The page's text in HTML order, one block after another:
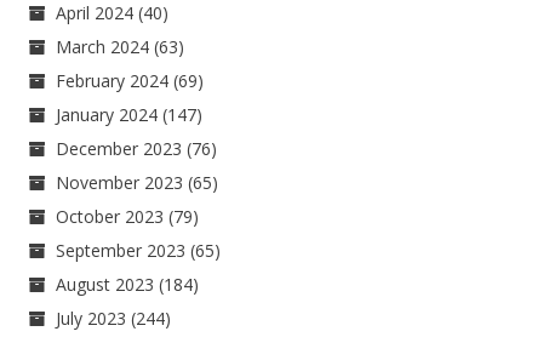
April 2024 (40)
March 2024 (63)
February 2024 (69)
January 2024 (147)
December 2023 (76)
November 2023 (65)
October 2023 (79)
September 2023 (65)
August 2023 (184)
July 2023 (244)